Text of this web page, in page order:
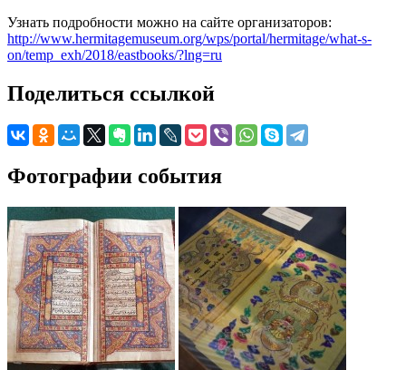
Узнать подробности можно на сайте организаторов:
http://www.hermitagemuseum.org/wps/portal/hermitage/what-s-
on/temp_exh/2018/eastbooks/?lng=ru
Поделиться ссылкой
Фотографии события